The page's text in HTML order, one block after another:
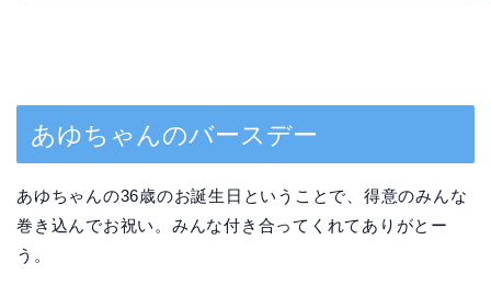
あゆちゃんのバースデー
あゆちゃんの36歳のお誕生日ということで、得意のみんな
巻き込んでお祝い。みんな付き合ってくれてありがとー
う。